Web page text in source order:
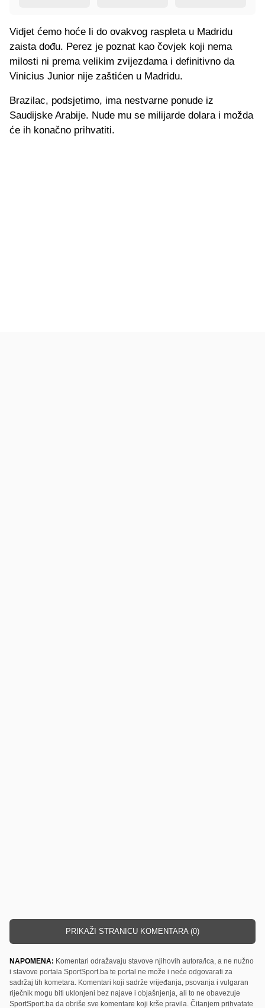
Vidjet ćemo hoće li do ovakvog raspleta u Madridu
zaista dođu. Perez je poznat kao čovjek koji nema
milosti ni prema velikim zvijezdama i definitivno da
Vinicius Junior nije zaštićen u Madridu.
Brazilac, podsjetimo, ima nestvarne ponude iz
Saudijske Arabije. Nude mu se milijarde dolara i možda
će ih konačno prihvatiti.
PRIKAŽI STRANICU KOMENTARA (0)
NAPOMENA: Komentari odražavaju stavove njihovih autora/ica, a ne nužno
i stavove portala SportSport.ba te portal ne može i neće odgovarati za
sadržaj tih kometara. Komentari koji sadrže vrijeđanja, psovanja i vulgaran
riječnik mogu biti uklonjeni bez najave i objašnjenja, ali to ne obavezuje
SportSport.ba da obriše sve komentare koji krše pravila. Čitanjem prihvatate